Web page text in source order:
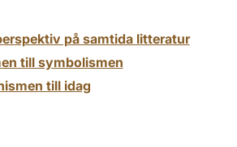
på samtida litteratur
till symbolismen
till idag